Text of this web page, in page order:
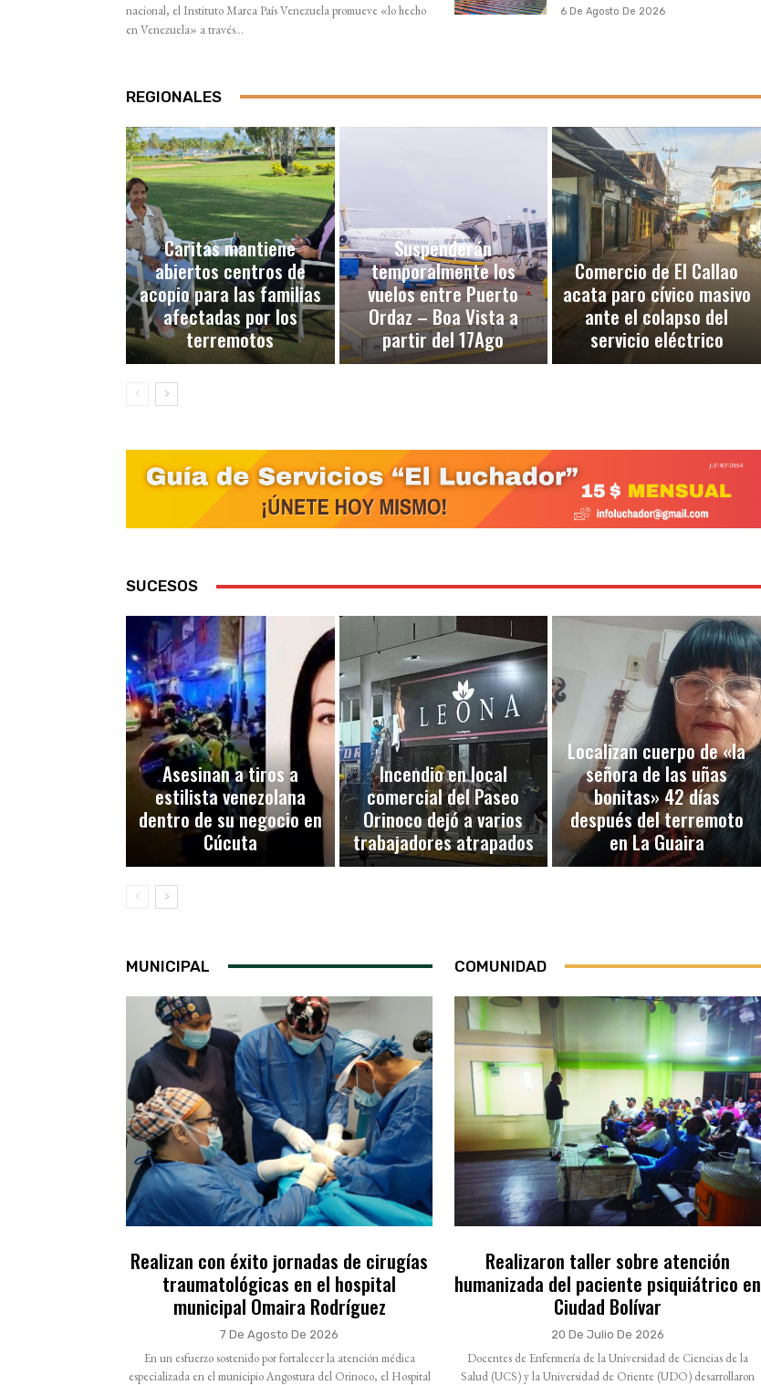
nacional, el Instituto Marca País Venezuela promueve «lo hecho
en Venezuela» a través...
6 De Agosto De 2026
REGIONALES
Caritas mantiene
abiertos centros de
acopio para las familias
afectadas por los
terremotos
Suspenderán
temporalmente los
vuelos entre Puerto
Ordaz – Boa Vista a
partir del 17Ago
Comercio de El Callao
acata paro cívico masivo
ante el colapso del
servicio eléctrico
SUCESOS
Asesinan a tiros a
estilista venezolana
dentro de su negocio en
Cúcuta
Incendio en local
comercial del Paseo
Orinoco dejó a varios
trabajadores atrapados
Localizan cuerpo de «la
señora de las uñas
bonitas» 42 días
después del terremoto
en La Guaira
MUNICIPAL
Realizan con éxito jornadas de cirugías
traumatológicas en el hospital
municipal Omaira Rodríguez
7 De Agosto De 2026
En un esfuerzo sostenido por fortalecer la atención médica
especializada en el municipio Angostura del Orinoco, el Hospital
COMUNIDAD
Realizaron taller sobre atención
humanizada del paciente psiquiátrico en
Ciudad Bolívar
20 De Julio De 2026
Docentes de Enfermería de la Universidad de Ciencias de la
Salud (UCS) y la Universidad de Oriente (UDO) desarrollaron